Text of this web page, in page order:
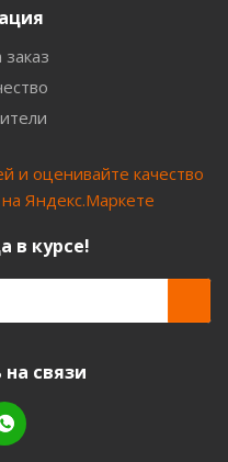
в курсе!
связи